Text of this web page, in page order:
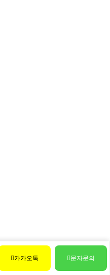
카카오톡 문자문의